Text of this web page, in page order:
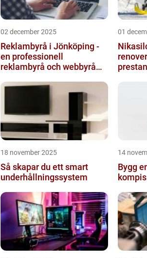
02 december 2025
Reklambyrå i Jönköping -
en professionell
reklambyrå och webbyrå
kommunikati...
01
18 november 2025
Så skapar du ett smart
underhållningssystem
14
Bygg